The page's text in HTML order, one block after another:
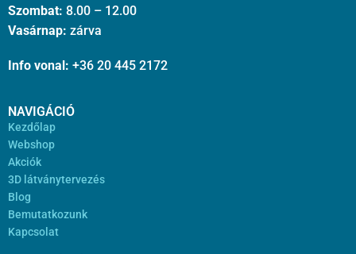
Szombat: 8.00 – 12.00
Vasárnap: zárva
Info vonal: +36 20 445 2172
NAVIGÁCIÓ
Kezdőlap
Webshop
Akciók
3D látványtervezés
Blog
Bemutatkozunk
Kapcsolat